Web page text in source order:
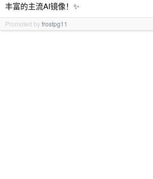
丰富的主流AI镜像！✨
Promoted byfrostpg11